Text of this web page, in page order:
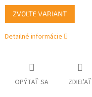
Jednotková
cena:
ZVOĽTE VARIANT
Detailné informácie
OPÝTAŤ SA ZDIEĽAŤ